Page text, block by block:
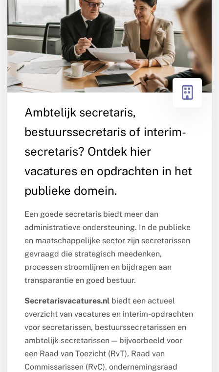
Ambtelijk secretaris,
bestuurssecretaris of interim-
secretaris? Ontdek hier
vacatures en opdrachten in het
publieke domein.
Een goede secretaris biedt meer dan
administratieve ondersteuning. In de publieke
en maatschappelijke sector zijn secretarissen
gevraagd die strategisch meedenken,
processen stroomlijnen en bijdragen aan
transparantie en goed bestuur.
Secretarisvacatures.nl biedt een actueel
overzicht van vacatures en interim-opdrachten
voor secretarissen, bestuurssecretarissen en
ambtelijk secretarissen — bijvoorbeeld voor
een Raad van Toezicht (RvT), Raad van
Commissarissen (RvC), ondernemingsraad